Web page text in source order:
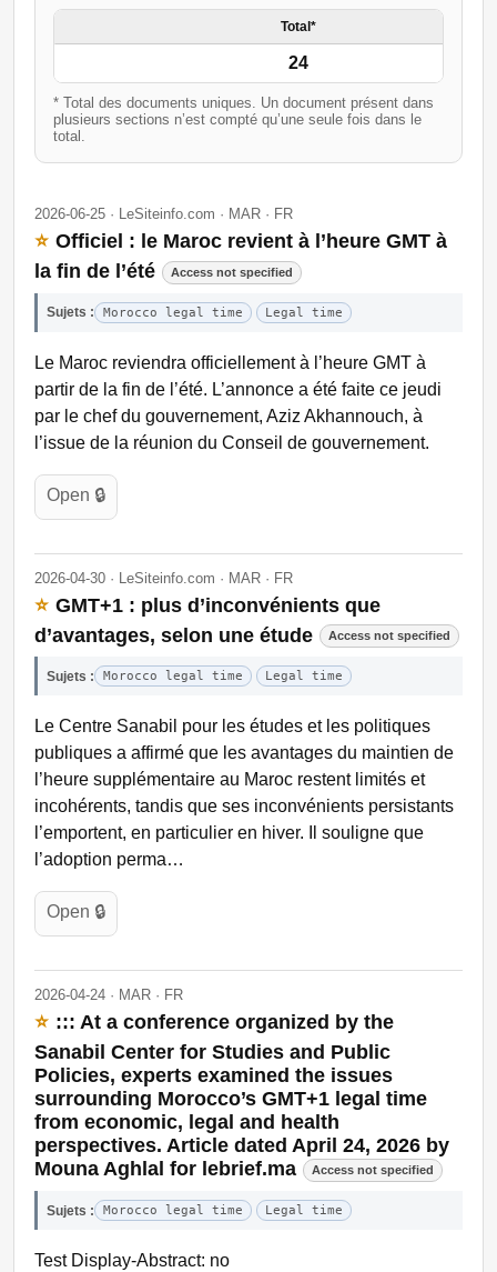
Total*
24
* Total des documents uniques. Un document présent dans
plusieurs sections n’est compté qu’une seule fois dans le
total.
2026-06-25 · LeSiteinfo.com · MAR · FR
⭐ Officiel : le Maroc revient à l’heure GMT à
la fin de l’été
Access not specified
Sujets : Morocco legal time Legal time
Le Maroc reviendra officiellement à l’heure GMT à
partir de la fin de l’été. L’annonce a été faite ce jeudi
par le chef du gouvernement, Aziz Akhannouch, à
l’issue de la réunion du Conseil de gouvernement.
Open 🔒
2026-04-30 · LeSiteinfo.com · MAR · FR
⭐ GMT+1 : plus d’inconvénients que
d’avantages, selon une étude
Access not specified
Sujets : Morocco legal time Legal time
Le Centre Sanabil pour les études et les politiques
publiques a affirmé que les avantages du maintien de
l’heure supplémentaire au Maroc restent limités et
incohérents, tandis que ses inconvénients persistants
l’emportent, en particulier en hiver. Il souligne que
l’adoption perma…
Open 🔒
2026-04-24 · MAR · FR
⭐ ::: At a conference organized by the
Sanabil Center for Studies and Public
Policies, experts examined the issues
surrounding Morocco’s GMT+1 legal time
from economic, legal and health
perspectives. Article dated April 24, 2026 by
Mouna Aghlal for lebrief.ma
Access not specified
Sujets : Morocco legal time Legal time
Test Display-Abstract: no